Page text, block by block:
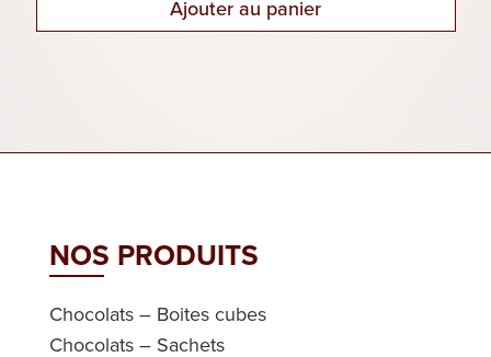
Ajouter au panier
NOS PRODUITS
Chocolats – Boites cubes
Chocolats – Sachets